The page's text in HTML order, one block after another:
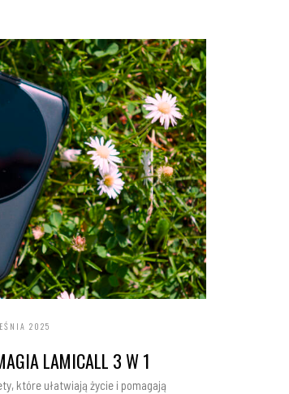
2025
LAMICALL 3 W 1
które ułatwiają życie i pomagają